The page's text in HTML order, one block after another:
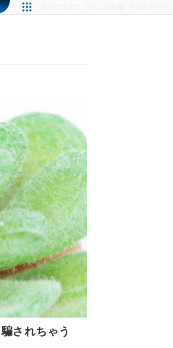
されちゃう